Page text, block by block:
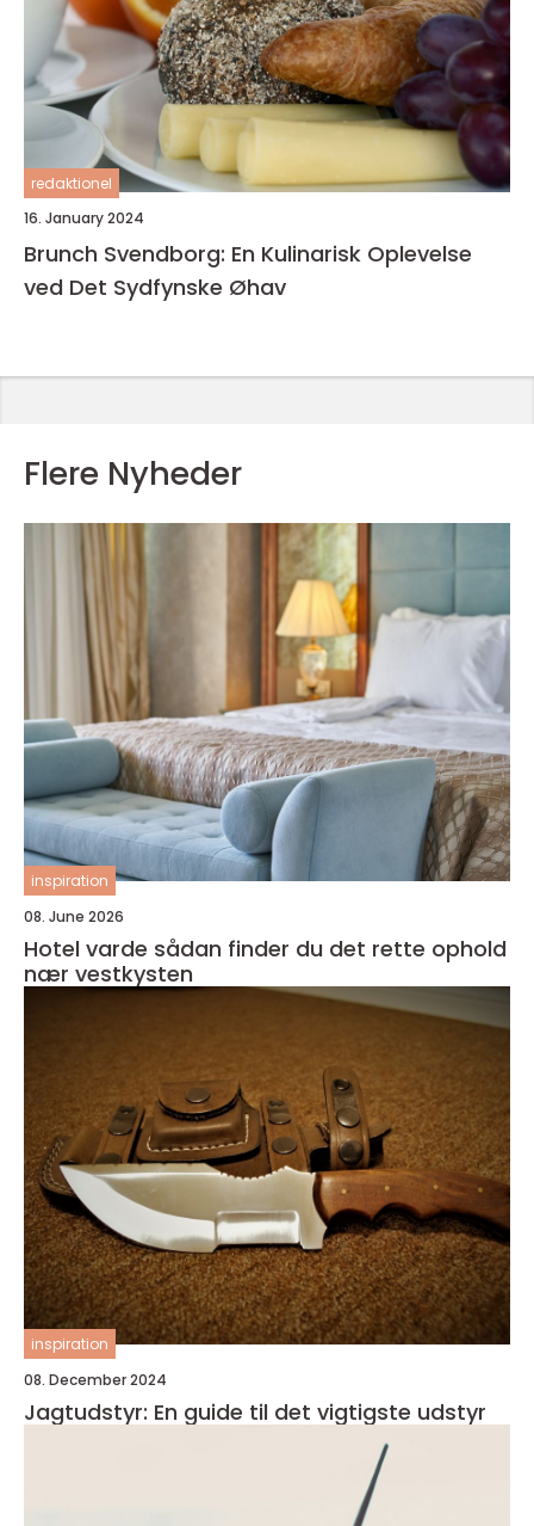
redaktionel
16. January 2024
Brunch Svendborg: En Kulinarisk Oplevelse
ved Det Sydfynske Øhav
Flere Nyheder
inspiration
08. June 2026
Hotel varde sådan finder du det rette ophold
nær vestkysten
inspiration
08. December 2024
Jagtudstyr: En guide til det vigtigste udstyr